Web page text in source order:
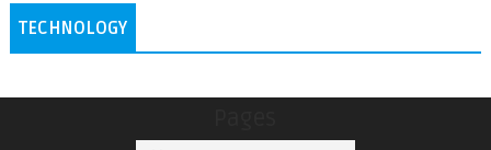
TECHNOLOGY